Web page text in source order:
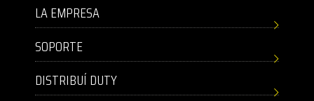
LA EMPRESA
SOPORTE
DISTRIBUÍ DUTY